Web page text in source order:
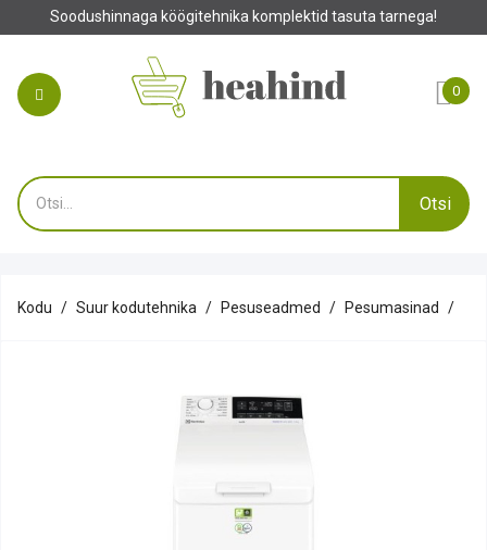
köögitehnika komplektid tasuta tarnega!
0
Otsi
Kodu Suur kodutehnika Pesuseadmed Pesumasinad